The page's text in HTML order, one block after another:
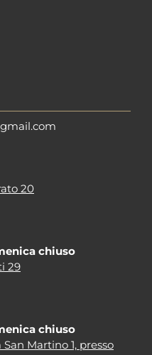
20
chiuso
29
chiuso
Martino 1, presso